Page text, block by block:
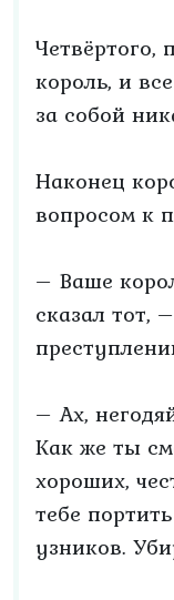
Четвёртого,
король, и
за собой
Наконец
вопросом к
– Ваше
сказал тот,
– Ах,
Как же ты
хороших,
тебе
узников.